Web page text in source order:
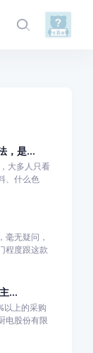
，是...
大多人只看
、什么色
毫无疑问，
程度跟这款
...
上的采购
电股份有限